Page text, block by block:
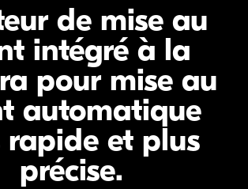
de mise au
intégré à la
pour mise au
automatique
rapide et plus
précise.